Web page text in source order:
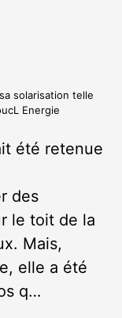
solarisation telle
Energie
été retenue
des
le toit de la
Mais,
elle a été
q…